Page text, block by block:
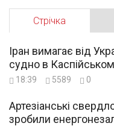
Стрічка
Іран вимагає від
судно в
18:39 5589 0
Артезіанські
зробили